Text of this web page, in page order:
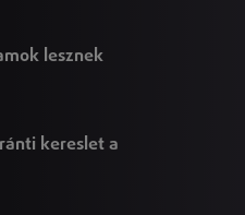
lesznek
kereslet a